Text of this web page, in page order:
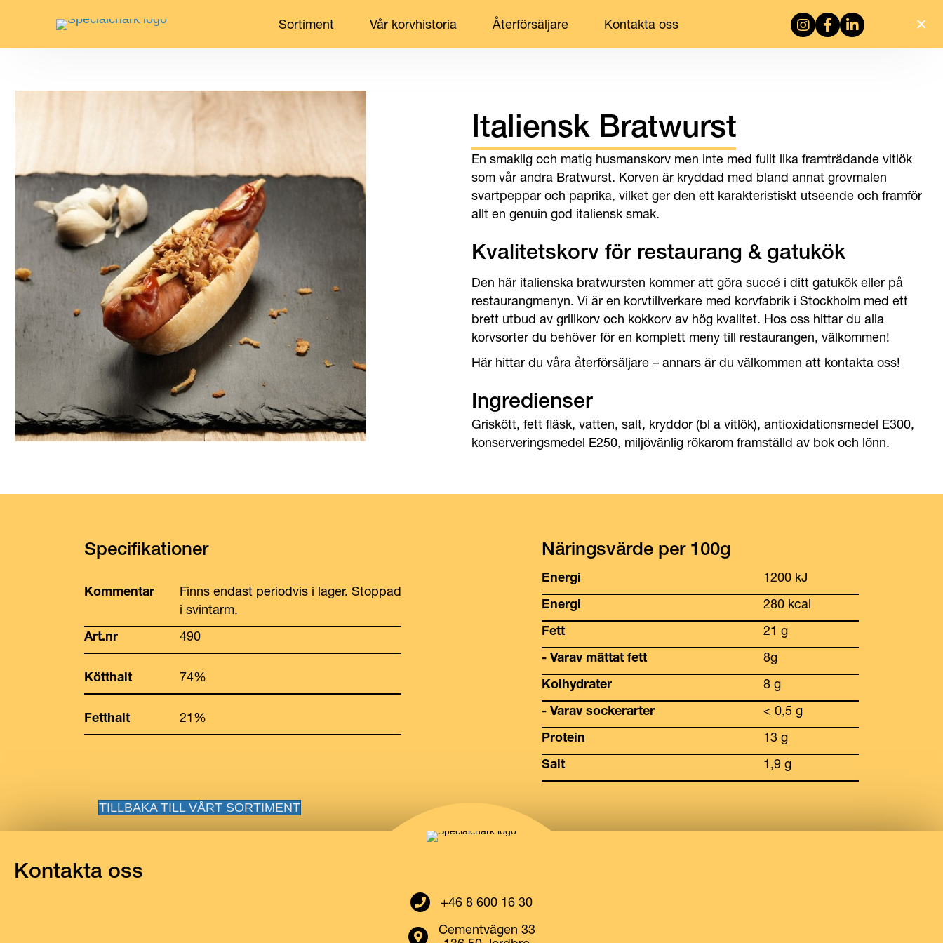
Sortiment Vår korvhistoria Återförsäljare Kontakta oss Besök vår instagram
Besök vår facebook
Besök vår
Italiensk Bratwurst
En smaklig och matig husmanskorv men inte med fullt lika framträdande vitlök
som vår andra Bratwurst. Korven är kryddad med bland annat grovmalen
svartpeppar och paprika, vilket ger den ett karakteristiskt utseende och framför
allt en genuin god italiensk smak.
Kvalitetskorv för restaurang & gatukök
Den här italienska bratwursten kommer att göra succé i ditt gatukök eller på
restaurangmenyn. Vi är en korvtillverkare med korvfabrik i Stockholm med ett
brett utbud av grillkorv och kokkorv av hög kvalitet. Hos oss hittar du alla
korvsorter du behöver för en komplett meny till restaurangen, välkommen!
Här hittar du våra återförsäljare – annars är du välkommen att kontakta oss!
Ingredienser
Griskött, fett fläsk, vatten, salt, kryddor (bl a vitlök), antioxidationsmedel E300,
konserveringsmedel E250, miljövänlig rökarom framställd av bok och lönn.
Specifikationer
Kommentar
Finns endast periodvis i lager. Stoppad
i svintarm.
Art.nr
490
Kötthalt 74%
Fetthalt 21%
Näringsvärde per 100g
Energi
1200 kJ
Energi
280 kcal
Fett
21 g
- Varav mättat fett
8g
Kolhydrater
8 g
- Varav sockerarter
< 0,5 g
Protein
13 g
Salt
1,9 g
TILLBAKA TILL VÅRT SORTIMENT
Kontakta oss
Ring till oss+46 8 600 16 30
Öppna vår adress i google maps
Cementvägen 33
×